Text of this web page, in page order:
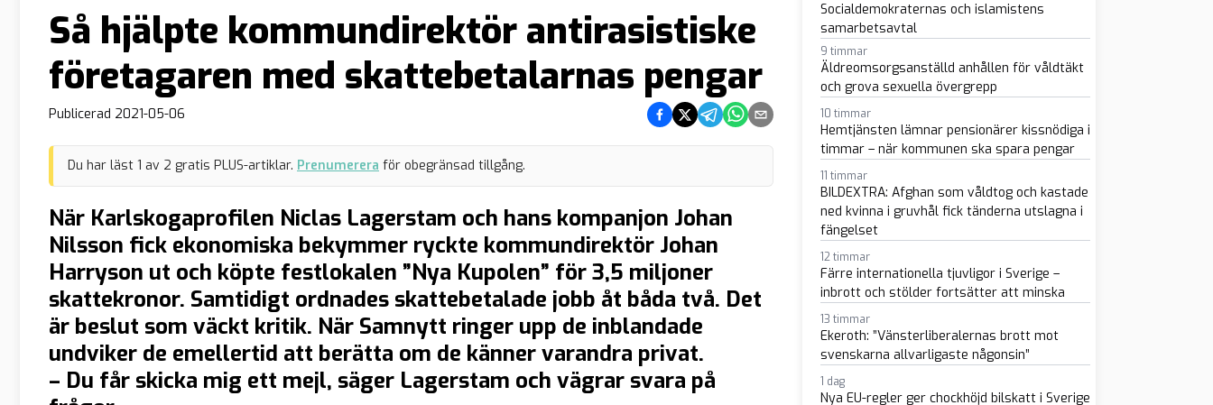
Så hjälpte kommundirektör antirasistiske
företagaren med skattebetalarnas pengar
Publicerad 2021-05-06 Dela på Facebook
Dela på Twitter
Dela på Telegram
Dela på Whatsapp
Dela via e-post
Du har läst 1 av 2 gratis PLUS-artiklar. Prenumerera för obegränsad tillgång.
När Karlskogaprofilen Niclas Lagerstam och hans kompanjon Johan
Nilsson fick ekonomiska bekymmer ryckte kommundirektör Johan
Harryson ut och köpte festlokalen ”Nya Kupolen” för 3,5 miljoner
skattekronor. Samtidigt ordnades skattebetalade jobb åt båda två. Det
är beslut som väckt kritik. När Samnytt ringer upp de inblandade
undviker de emellertid att berätta om de känner varandra privat.
– Du får skicka mig ett mejl, säger Lagerstam och vägrar svara på
Socialdemokraternas och islamistens
samarbetsavtal
9 timmar
Äldreomsorgsanställd anhållen för våldtäkt
och grova sexuella övergrepp
10 timmar
Hemtjänsten lämnar pensionärer kissnödiga i
timmar – när kommunen ska spara pengar
11 timmar
BILDEXTRA: Afghan som våldtog och kastade
ned kvinna i gruvhål fick tänderna utslagna i
fängelset
12 timmar
Färre internationella tjuvligor i Sverige –
inbrott och stölder fortsätter att minska
13 timmar
Ekeroth: ”Vänsterliberalernas brott mot
svenskarna allvarligaste någonsin”
1 dag
Nya EU-regler ger chockhöjd bilskatt i Sverige